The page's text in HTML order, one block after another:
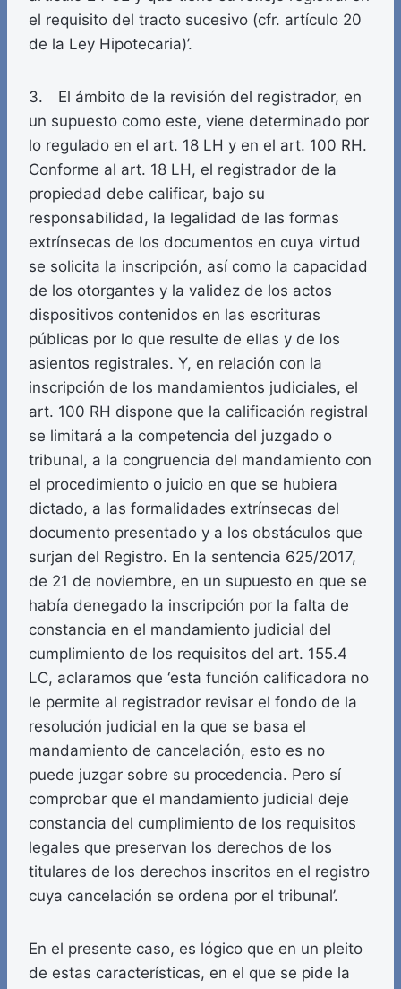
el requisito del tracto sucesivo (cfr. artículo 20
de la Ley Hipotecaria)’.
3. El ámbito de la revisión del registrador, en
un supuesto como este, viene determinado por
lo regulado en el art. 18 LH y en el art. 100 RH.
Conforme al art. 18 LH, el registrador de la
propiedad debe calificar, bajo su
responsabilidad, la legalidad de las formas
extrínsecas de los documentos en cuya virtud
se solicita la inscripción, así como la capacidad
de los otorgantes y la validez de los actos
dispositivos contenidos en las escrituras
públicas por lo que resulte de ellas y de los
asientos registrales. Y, en relación con la
inscripción de los mandamientos judiciales, el
art. 100 RH dispone que la calificación registral
se limitará a la competencia del juzgado o
tribunal, a la congruencia del mandamiento con
el procedimiento o juicio en que se hubiera
dictado, a las formalidades extrínsecas del
documento presentado y a los obstáculos que
surjan del Registro. En la sentencia 625/2017,
de 21 de noviembre, en un supuesto en que se
había denegado la inscripción por la falta de
constancia en el mandamiento judicial del
cumplimiento de los requisitos del art. 155.4
LC, aclaramos que ‘esta función calificadora no
le permite al registrador revisar el fondo de la
resolución judicial en la que se basa el
mandamiento de cancelación, esto es no
puede juzgar sobre su procedencia. Pero sí
comprobar que el mandamiento judicial deje
constancia del cumplimiento de los requisitos
legales que preservan los derechos de los
titulares de los derechos inscritos en el registro
cuya cancelación se ordena por el tribunal’.
En el presente caso, es lógico que en un pleito
de estas características, en el que se pide la